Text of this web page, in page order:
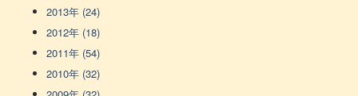
2013年 (24)
2012年 (18)
2011年 (54)
2010年 (32)